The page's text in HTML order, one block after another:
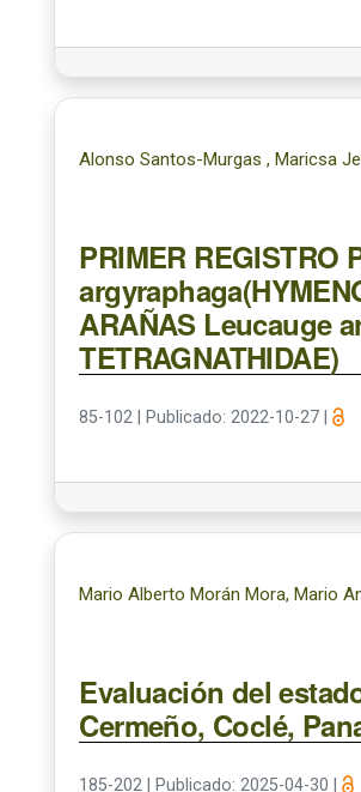
Alonso Santos-Murgas , Maricsa
PRIMER REGISTRO
ARAÑAS Leucauge
TETRAGNATHIDAE)
85-102 Publicado: 2022-10-27 |
Mario Alberto Morán Mora, Mario
Evaluación del
Cermeño, Coclé,
185-202 Publicado: 2025-04-30 |